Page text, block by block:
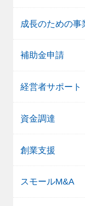
成長のための事
補助金申請
経営者サポート
資金調達
創業支援
スモールM&A